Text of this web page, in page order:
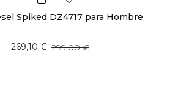
Spiked DZ4717 para Hombre
269,10 € 299,00 €